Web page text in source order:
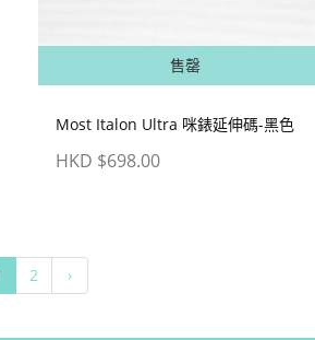
售罄
Most Italon Ultra 咪錶延伸碼-黑色
HKD $698.00
2 ›